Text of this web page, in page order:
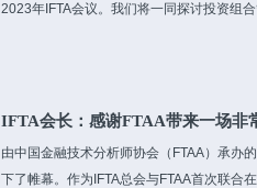
2023年IFTA会议。我们将一同探讨投资组
IFTA会长：感谢FTAA带来一场非
由中国金融技术分析师协会（FTAA）承办
下了帷幕。作为IFTA总会与FTAA首次联合